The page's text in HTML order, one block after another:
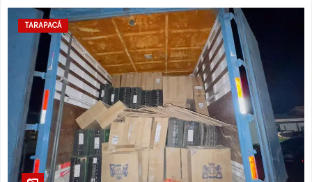
TARAPACÁ